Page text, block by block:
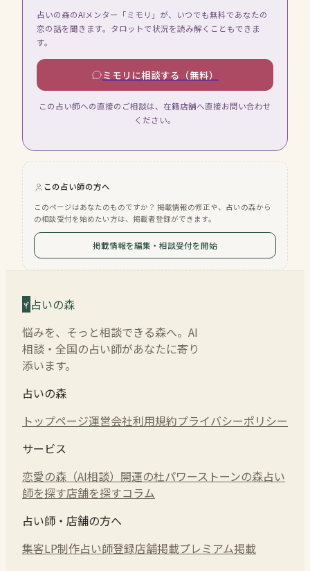
占いの森のAIメンター「ミモリ」が、いつでも無料であなたの
恋の話を聞きます。タロットで状況を読み解くこともできま
す。
ミモリに相談する（無料）
この占い師への直接のご相談は、在籍店舗へ直接お問い合わせ
ください。
この占い師の方へ
このページはあなたのものですか？ 掲載情報の修正や、占いの森から
の相談受付を始めたい方は、掲載者登録ができます。
掲載情報を編集・相談受付を開始
占いの森
悩みを、そっと相談できる森へ。AI
相談・全国の占い師があなたに寄り
添います。
占いの森
トップページ運営会社利用規約プライバシーポリシー
サービス
恋愛の森（AI相談） 開運の杜パワーストーンの森占い
師を探す店舗を探すコラム
占い師・店舗の方へ
集客LP制作占い師登録店舗掲載プレミアム掲載